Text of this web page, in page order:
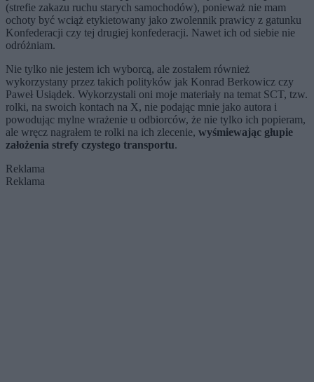
(strefie zakazu ruchu starych samochodów), ponieważ nie mam
ochoty być wciąż etykietowany jako zwolennik prawicy z gatunku
Konfederacji czy tej drugiej konfederacji. Nawet ich od siebie nie
odróżniam.
Nie tylko nie jestem ich wyborcą, ale zostałem również
wykorzystany przez takich polityków jak Konrad Berkowicz czy
Paweł Usiądek. Wykorzystali oni moje materiały na temat SCT, tzw.
rolki, na swoich kontach na X, nie podając mnie jako autora i
powodując mylne wrażenie u odbiorców, że nie tylko ich popieram,
ale wręcz nagrałem te rolki na ich zlecenie, wyśmiewając głupie
założenia strefy czystego transportu.
Reklama
Reklama